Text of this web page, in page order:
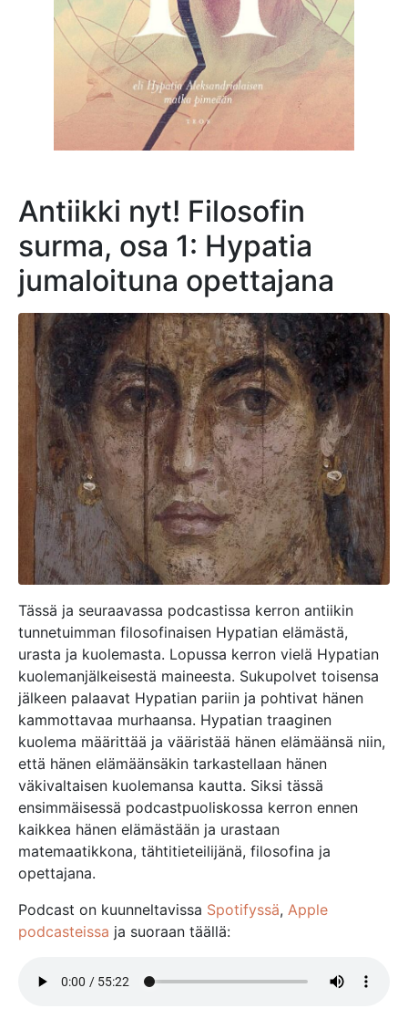
Antiikki nyt! Filosofin
surma, osa 1: Hypatia
jumaloituna opettajana
Tässä ja seuraavassa podcastissa kerron antiikin
tunnetuimman filosofinaisen Hypatian elämästä,
urasta ja kuolemasta. Lopussa kerron vielä Hypatian
kuolemanjälkeisestä maineesta. Sukupolvet toisensa
jälkeen palaavat Hypatian pariin ja pohtivat hänen
kammottavaa murhaansa. Hypatian traaginen
kuolema määrittää ja vääristää hänen elämäänsä niin,
että hänen elämäänsäkin tarkastellaan hänen
väkivaltaisen kuolemansa kautta. Siksi tässä
ensimmäisessä podcastpuoliskossa kerron ennen
kaikkea hänen elämästään ja urastaan
matemaatikkona, tähtitieteilijänä, filosofina ja
opettajana.
Podcast on kuunneltavissa Spotifyssä, Apple
podcasteissa ja suoraan täällä: